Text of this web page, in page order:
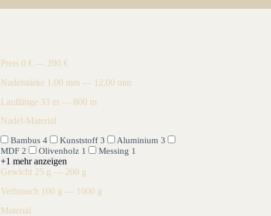
Preis 0 € — 200 €
Nadelstärke 1,00 mm — 12,00 mm
Lauflänge 33 m — 800 m
Nadel-Material
Bambus 4 Kunststoff 3 Aluminium 3
MDF 2 Olivenholz 1 Messing 1
+1 mehr anzeigen
Gewicht 25 g — 200 g
Verbrauch 100 g — 1000 g
Material